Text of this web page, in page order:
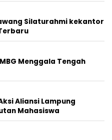
Silaturahmi kekantor
Menggala Tengah
Aliansi Lampung
Mahasiswa